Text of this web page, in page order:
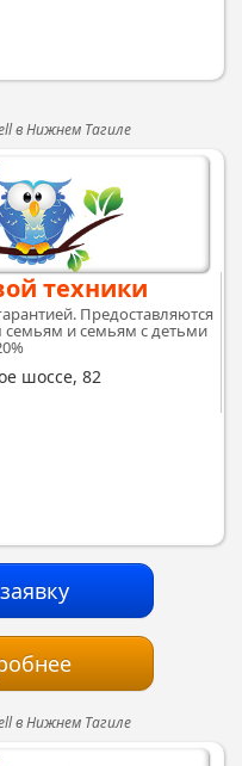
в Нижнем Тагиле
техники
Предоставляются
и семьям с детьми
шоссе, 82
в Нижнем Тагиле